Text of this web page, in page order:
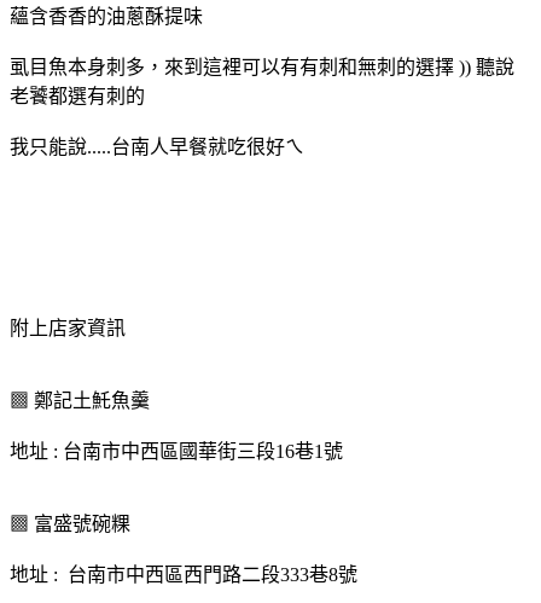
蘊含香香的油蔥酥提味
虱目魚本身刺多，來到這裡可以有有刺和無刺的選擇 )) 聽說
老饕都選有刺的
我只能說.....台南人早餐就吃很好ㄟ
附上店家資訊
▩ 鄭記土魠魚羹
地址 : 台南市中西區國華街三段16巷1號
▩ 富盛號碗粿
地址 : 台南市中西區西門路二段333巷8號